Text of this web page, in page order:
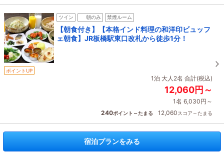
ツイン 朝のみ 禁煙ルーム
【朝食付き】【本格インド料理の和洋印ビュッフ
ェ朝食】JR板橋駅東口改札から徒歩1分！
ポイントUP
1泊 大人2名 合計(税込)
12,060円～
1名 6,030円～
240ポイント～たまる 12,060スコア～たまる
宿泊プランをみる